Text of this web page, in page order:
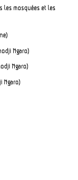
les mosquées et les
Ngaro)
Ngaro)
Ngaro)